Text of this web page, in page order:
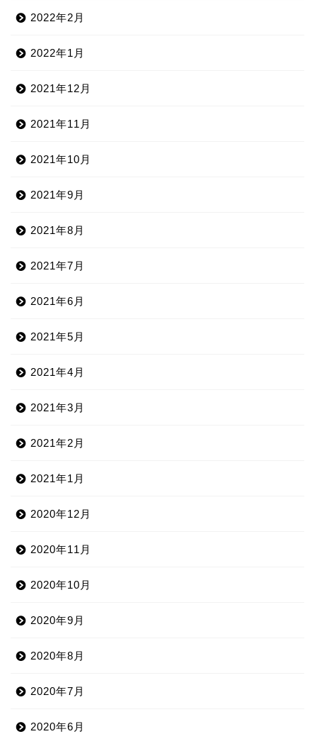
2022年2月
2022年1月
2021年12月
2021年11月
2021年10月
2021年9月
2021年8月
2021年7月
2021年6月
2021年5月
2021年4月
2021年3月
2021年2月
2021年1月
2020年12月
2020年11月
2020年10月
2020年9月
2020年8月
2020年7月
2020年6月